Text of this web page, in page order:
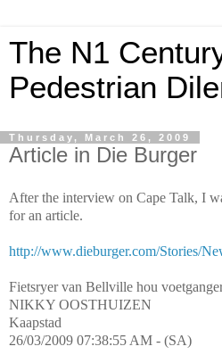
The N1
Pedestrian
Thursday, March 26, 2009
Article in Die Burger
After the interview on Cape Talk, I
for an article.
http://www.dieburger.com/Stories/
Fietsryer van Bellville hou
NIKKY OOSTHUIZEN
Kaapstad
26/03/2009 07:38:55 AM - (SA)